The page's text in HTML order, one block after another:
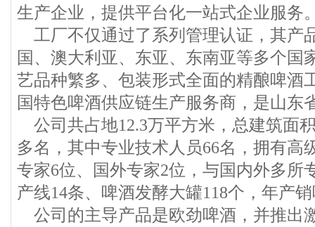
生产企业，提供平台化一站式企业服务
工厂不仅通过了系列管理认证，其产
国、澳大利亚、东亚、东南亚等多个国
艺品种繁多、包装形式全面的精酿啤酒
国特色啤酒供应链生产服务商，是山东
公司共占地12.3万平方米，总建筑面
多名，其中专业技术人员66名，拥有高
专家6位、国外专家2位，与国内外多所
产线14条、啤酒发酵大罐118个，年产
公司的主导产品是欧劲啤酒，并推出